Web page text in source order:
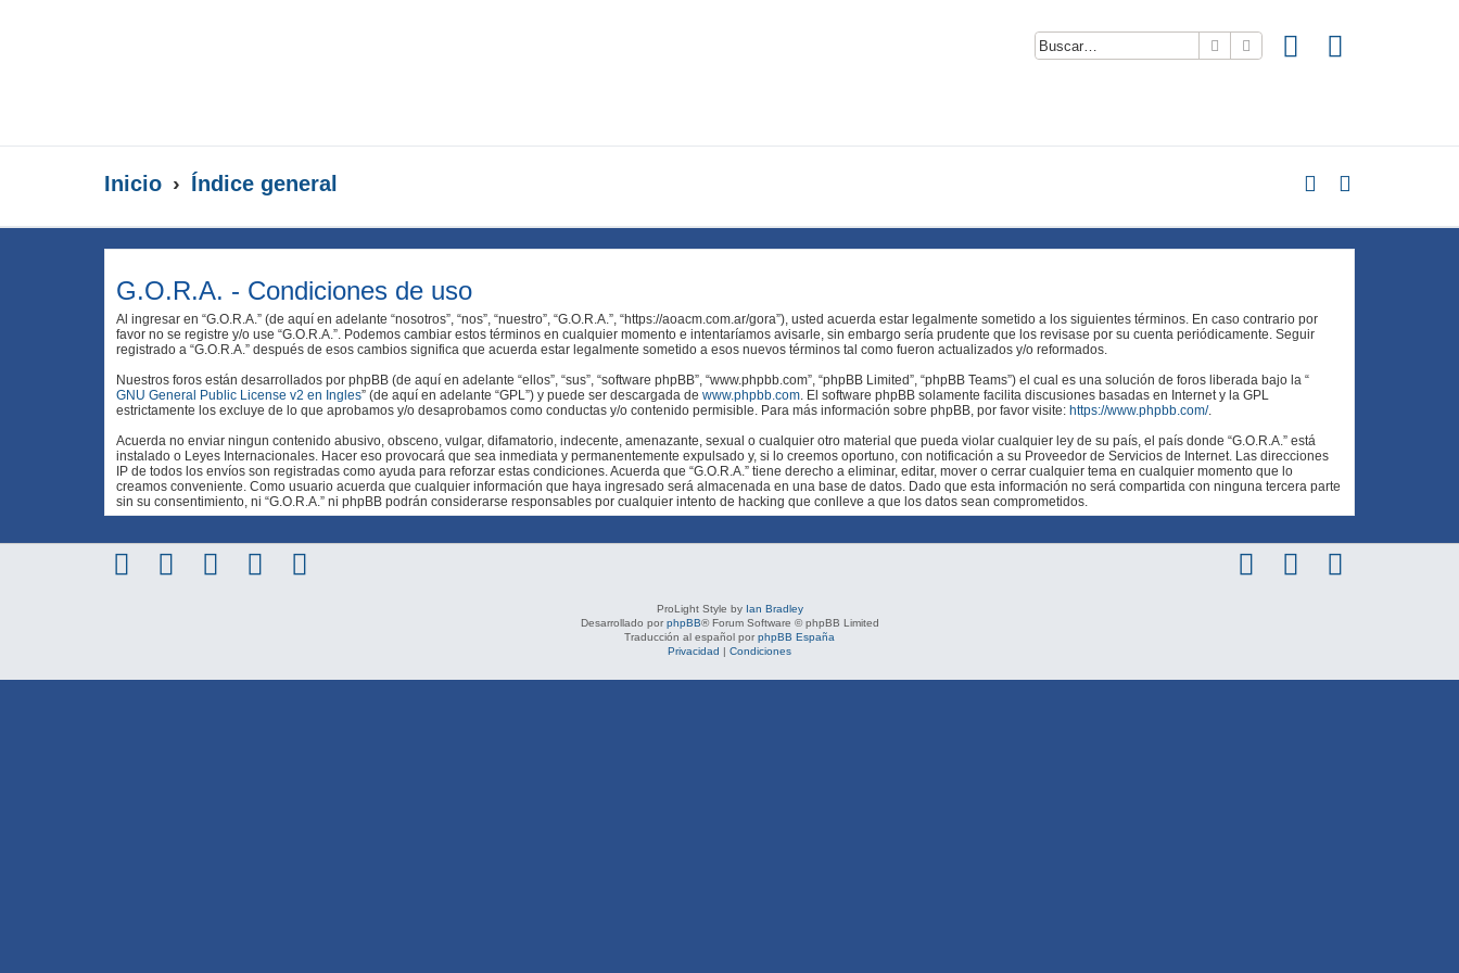
Buscar Búsqueda avanzada
Inicio Índice general
G.O.R.A. - Condiciones de uso
Al ingresar en “G.O.R.A.” (de aquí en adelante “nosotros”, “nos”, “nuestro”, “G.O.R.A.”, “https://aoacm.com.ar/gora”), usted acuerda estar legalmente sometido a los siguientes términos. En caso contrario por
favor no se registre y/o use “G.O.R.A.”. Podemos cambiar estos términos en cualquier momento e intentaríamos avisarle, sin embargo sería prudente que los revisase por su cuenta periódicamente. Seguir
registrado a “G.O.R.A.” después de esos cambios significa que acuerda estar legalmente sometido a esos nuevos términos tal como fueron actualizados y/o reformados.
Nuestros foros están desarrollados por phpBB (de aquí en adelante “ellos”, “sus”, “software phpBB”, “www.phpbb.com”, “phpBB Limited”, “phpBB Teams”) el cual es una solución de foros liberada bajo la “
GNU General Public License v2 en Ingles” (de aquí en adelante “GPL”) y puede ser descargada de www.phpbb.com. El software phpBB solamente facilita discusiones basadas en Internet y la GPL
estrictamente los excluye de lo que aprobamos y/o desaprobamos como conductas y/o contenido permisible. Para más información sobre phpBB, por favor visite: https://www.phpbb.com/.
Acuerda no enviar ningun contenido abusivo, obsceno, vulgar, difamatorio, indecente, amenazante, sexual o cualquier otro material que pueda violar cualquier ley de su país, el país donde “G.O.R.A.” está
instalado o Leyes Internacionales. Hacer eso provocará que sea inmediata y permanentemente expulsado y, si lo creemos oportuno, con notificación a su Proveedor de Servicios de Internet. Las direcciones
IP de todos los envíos son registradas como ayuda para reforzar estas condiciones. Acuerda que “G.O.R.A.” tiene derecho a eliminar, editar, mover o cerrar cualquier tema en cualquier momento que lo
creamos conveniente. Como usuario acuerda que cualquier información que haya ingresado será almacenada en una base de datos. Dado que esta información no será compartida con ninguna tercera parte
sin su consentimiento, ni “G.O.R.A.” ni phpBB podrán considerarse responsables por cualquier intento de hacking que conlleve a que los datos sean comprometidos.
ProLight Style by Ian Bradley
Desarrollado por phpBB® Forum Software © phpBB Limited
Traducción al español por phpBB España
Privacidad | Condiciones